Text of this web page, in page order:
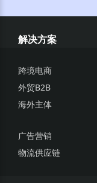
此类决定和/或决定
5.2 所有优惠券将在
度不得退还或兑换现
5.3 除非另有说明，
使用。
件，短信等向您发送
5.5 在领取和使用优
为，主办方有权取消
规交易，必要时追究
解决方案
跨境电商
外贸B2B
海外主体
广告营销
物流供应链